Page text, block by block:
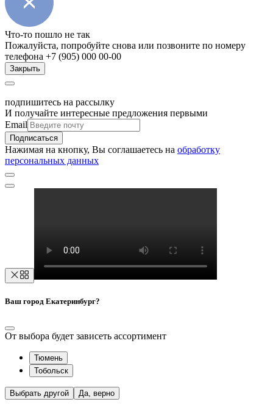
Что-то пошло не так
Пожалуйста, попробуйте снова или позвоните по номеру
телефона +7 (905) 000 00-00
Закрыть
подпишитесь на рассылку
И получайте интересные предложения первыми
Email
Подписаться
Нажимая на кнопку, Вы соглашаетесь на обработку
персональных данных
Ваш город Екатеринбург?
От выбора будет зависеть ассортимент
Тюмень
Тобольск
Выбрать другой Да, верно